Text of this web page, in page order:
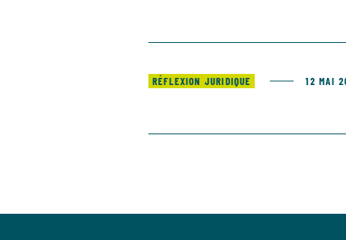
RÉFLEXION JURIDIQUE 12 MAI